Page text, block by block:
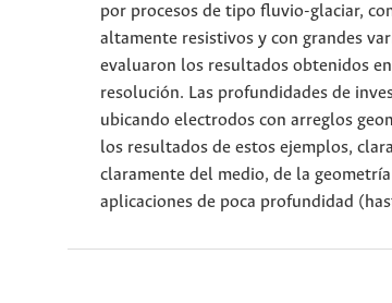
por procesos de tipo fluvio-glaciar,
altamente resistivos y con grandes
evaluaron los resultados obtenidos
resolución. Las profundidades de
ubicando electrodos con arreglos
los resultados de estos ejemplos,
claramente del medio, de la
aplicaciones de poca profundidad